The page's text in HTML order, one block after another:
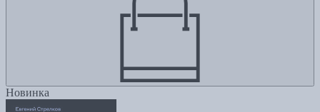
Новинка